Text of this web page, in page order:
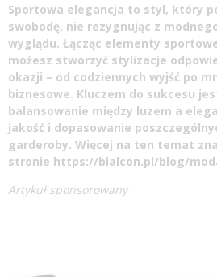
Sportowa elegancja to styl, który
swobodę, nie rezygnując z
wyglądu. Łącząc elementy
możesz stworzyć stylizacje
okazji – od codziennych wyjść po
biznesowe. Kluczem do sukcesu
balansowanie między luzem a
jakość i dopasowanie
garderoby. Więcej na ten temat
stronie https://bialcon.pl/blog/
Artykuł sponsorowany